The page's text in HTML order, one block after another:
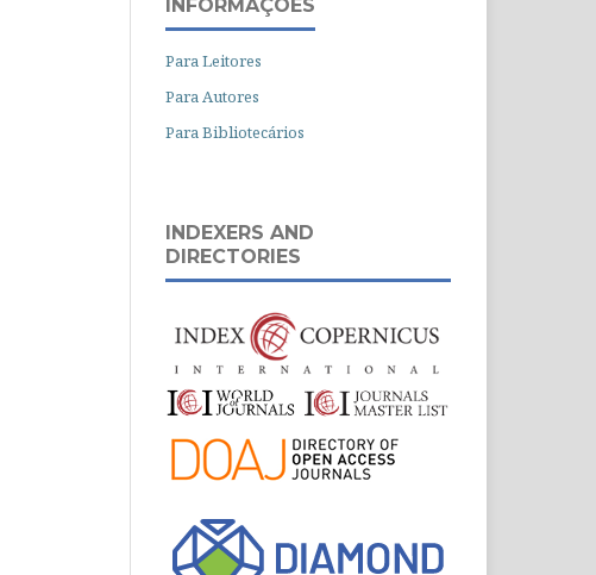
INFORMAÇÕES
Para Leitores
Para Autores
Para Bibliotecários
INDEXERS AND
DIRECTORIES